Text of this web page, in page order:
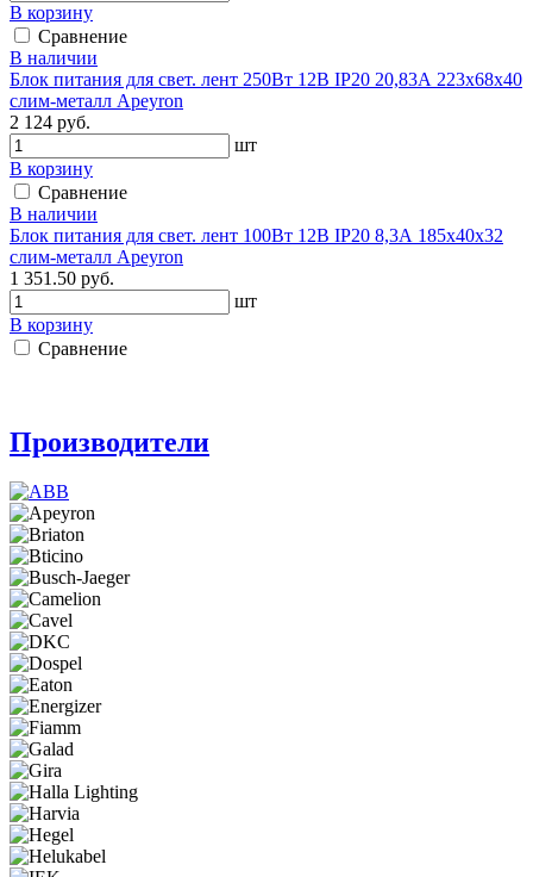
В корзину
Сравнение
В наличии
Блок питания для свет. лент 250Вт 12В IP20 20,83А 223х68х40
слим-металл Apeyron
2 124 руб.
шт
В корзину
Сравнение
В наличии
Блок питания для свет. лент 100Вт 12В IP20 8,3А 185х40х32
слим-металл Apeyron
1 351.50 руб.
шт
В корзину
Сравнение
Производители